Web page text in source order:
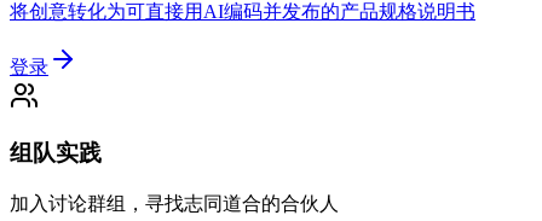
将创意转化为可直接用AI编码并发布的产品规格说明书
登录
组队实践
加入讨论群组，寻找志同道合的合伙人